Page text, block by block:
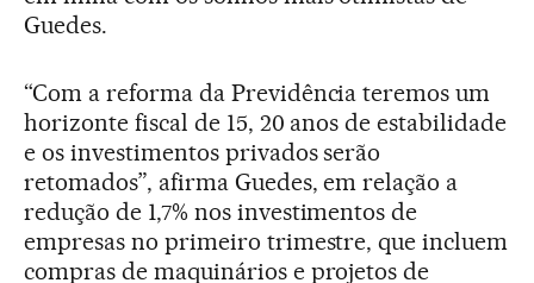
Guedes.
“Com a reforma da Previdência teremos um
horizonte fiscal de 15, 20 anos de estabilidade
e os investimentos privados serão
retomados”, afirma Guedes, em relação a
redução de 1,7% nos investimentos de
empresas no primeiro trimestre, que incluem
compras de maquinários e projetos de